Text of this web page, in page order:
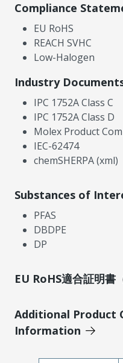
Compliance
EU RoHS
REACH SVHC
Low-Halogen
Industry
IPC 1752A Class C
IPC 1752A Class D
Molex Product
IEC-62474
chemSHERPA (xml)
Substances of
PFAS
DBDPE
DP
EU RoHS適合証明書
Additional Product
Information